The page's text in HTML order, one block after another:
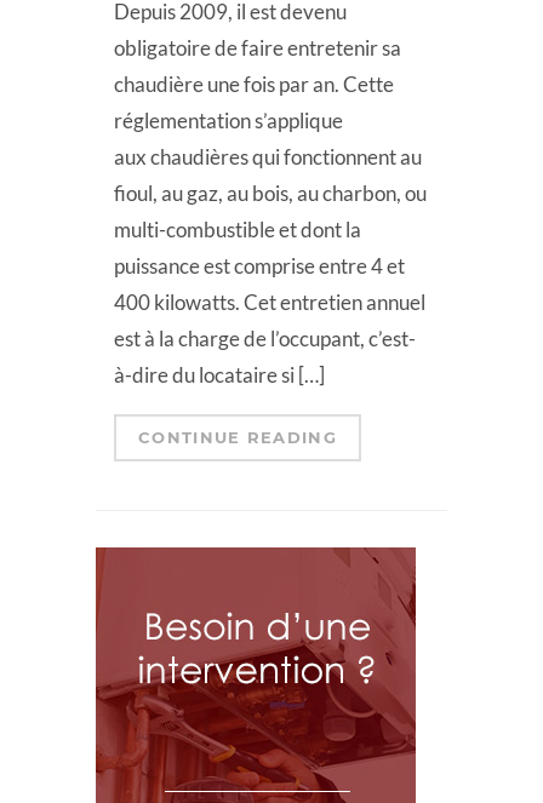
Depuis 2009, il est devenu
obligatoire de faire entretenir sa
chaudière une fois par an. Cette
réglementation s’applique
aux chaudières qui fonctionnent au
fioul, au gaz, au bois, au charbon, ou
multi-combustible et dont la
puissance est comprise entre 4 et
400 kilowatts. Cet entretien annuel
est à la charge de l’occupant, c’est-
à-dire du locataire si […]
CONTINUE READING